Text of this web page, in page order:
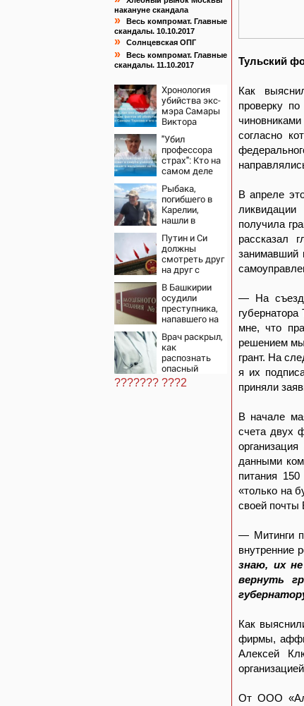
накануне скандала
»
Весь компромат. Главные
скандалы. 10.10.2017
» Солнцевская ОПГ
»
Весь компромат. Главные
скандалы. 11.10.2017
Хронология
убийства экс-
мэра Самары
Виктора
жены: шесть
шокирующих
фактов, новые
подробности
"Убил
профессора
страх": Кто на
самом деле
смерти
ученого
Зезина,
остановившего
мальчишек на
поле с
горохом
Рыбака,
погибшего в
Карелии,
нашли в
жилете
Путин и Си
должны
смотреть друг
на друг с
Зеленский
поставил
задачу своим
дипломатам
В Башкирии
осудили
преступника,
напавшего на
застолья
Врач раскрыл,
как
распознать
опасный
тромб
??????? ???2
Тульский
Как
проверку
согласно
В апреле
получила
рассказал
занимавший
— На
мне, что
решением мы
грант. На
я их
приняли
В начале
счета двух
данными
питания
«только на
своей почты
— Митинги
внутренние
знаю, их
вернуть
Как
фирмы,
Алексей
От ООО